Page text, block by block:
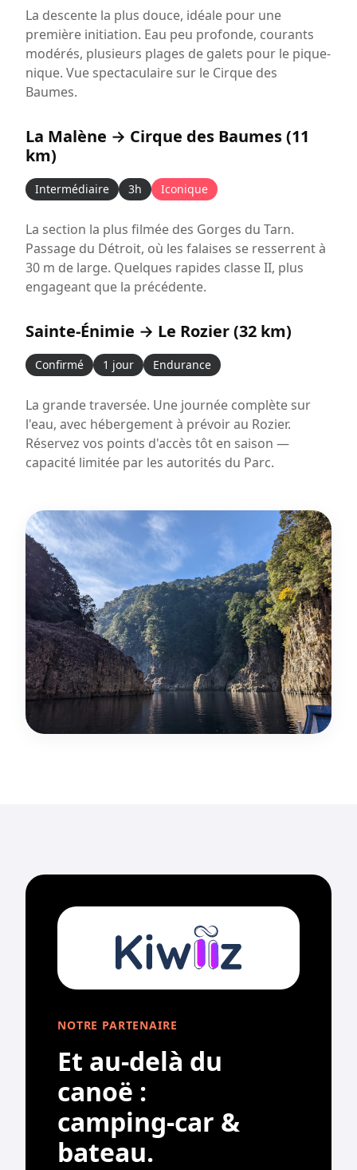
La descente la plus douce, idéale pour une
première initiation. Eau peu profonde, courants
modérés, plusieurs plages de galets pour le pique-
nique. Vue spectaculaire sur le Cirque des
Baumes.
La Malène → Cirque des Baumes (11
km)
Intermédiaire 3h Iconique
La section la plus filmée des Gorges du Tarn.
Passage du Détroit, où les falaises se resserrent à
30 m de large. Quelques rapides classe II, plus
engageant que la précédente.
Sainte-Énimie → Le Rozier (32 km)
Confirmé 1 jour Endurance
La grande traversée. Une journée complète sur
l'eau, avec hébergement à prévoir au Rozier.
Réservez vos points d'accès tôt en saison —
capacité limitée par les autorités du Parc.
NOTRE PARTENAIRE
Et au-delà du
canoë :
camping-car &
bateau.